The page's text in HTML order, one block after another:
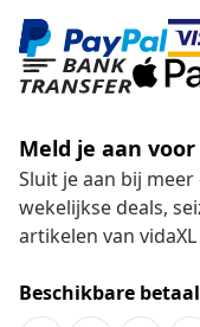
Meld je aan
Sluit je aan bij
wekelijkse deals,
artikelen van
Beschikbare